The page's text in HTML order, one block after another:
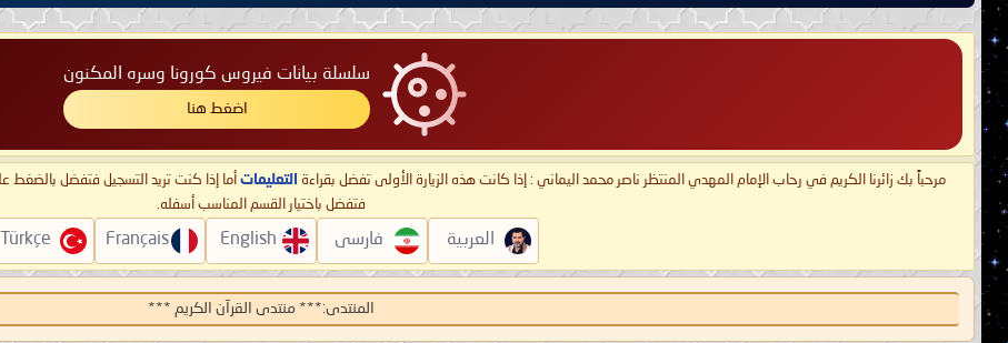
سلسلة بيانات فيروس كورونا وسره المكنون
اضغط هنا
مرحباً بك زائرنا الكريم في رحاب الإمام المهدي المنتظر ناصر محمد اليماني : إذا كانت هذه الزيارة الأولى تفضل بقراءة التعليمات أما إذا كنت تريد التسجيل فتفضل بالضغط
فتفضل باختيار القسم المناسب أسفله.
العربية فارسی English
Français
Türkçe
المنتدى:*** منتدى القرآن الكريم ***